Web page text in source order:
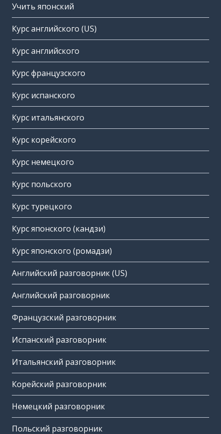
Учить японский
Курс английского (US)
Курс английского
Курс французского
Курс испанского
Курс итальянского
Курс корейского
Курс немецкого
Курс польского
Курс турецкого
Курс японского (кандзи)
Курс японского (ромадзи)
Английский разговорник (US)
Английский разговорник
Французский разговорник
Испанский разговорник
Итальянский разговорник
Корейский разговорник
Немецкий разговорник
Польский разговорник